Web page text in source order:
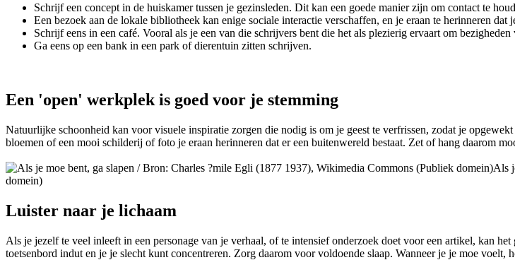
Schrijf een concept in de huiskamer tussen je gezinsleden. Dit kan een goede manier zijn om contact te
Een bezoek aan de lokale bibliotheek kan enige sociale interactie verschaffen, en je eraan te herinneren dat
Schrijf eens in een café. Vooral als je een van die schrijvers bent die het als plezierig ervaart om
Ga eens op een bank in een park of dierentuin zitten schrijven.
Een 'open' werkplek is goed voor je stemming
Natuurlijke schoonheid kan voor visuele inspiratie zorgen die nodig is om je geest te verfrissen, zodat je
bloemen of een mooi schilderij of foto je eraan herinneren dat er een buitenwereld bestaat. Zet of hang daarom
Als
domein)
Luister naar je lichaam
Als je jezelf te veel inleeft in een personage van je verhaal, of te intensief onderzoek doet voor een artikel, kan
toetsenbord indut en je je slecht kunt concentreren. Zorg daarom voor voldoende slaap. Wanneer je je moe